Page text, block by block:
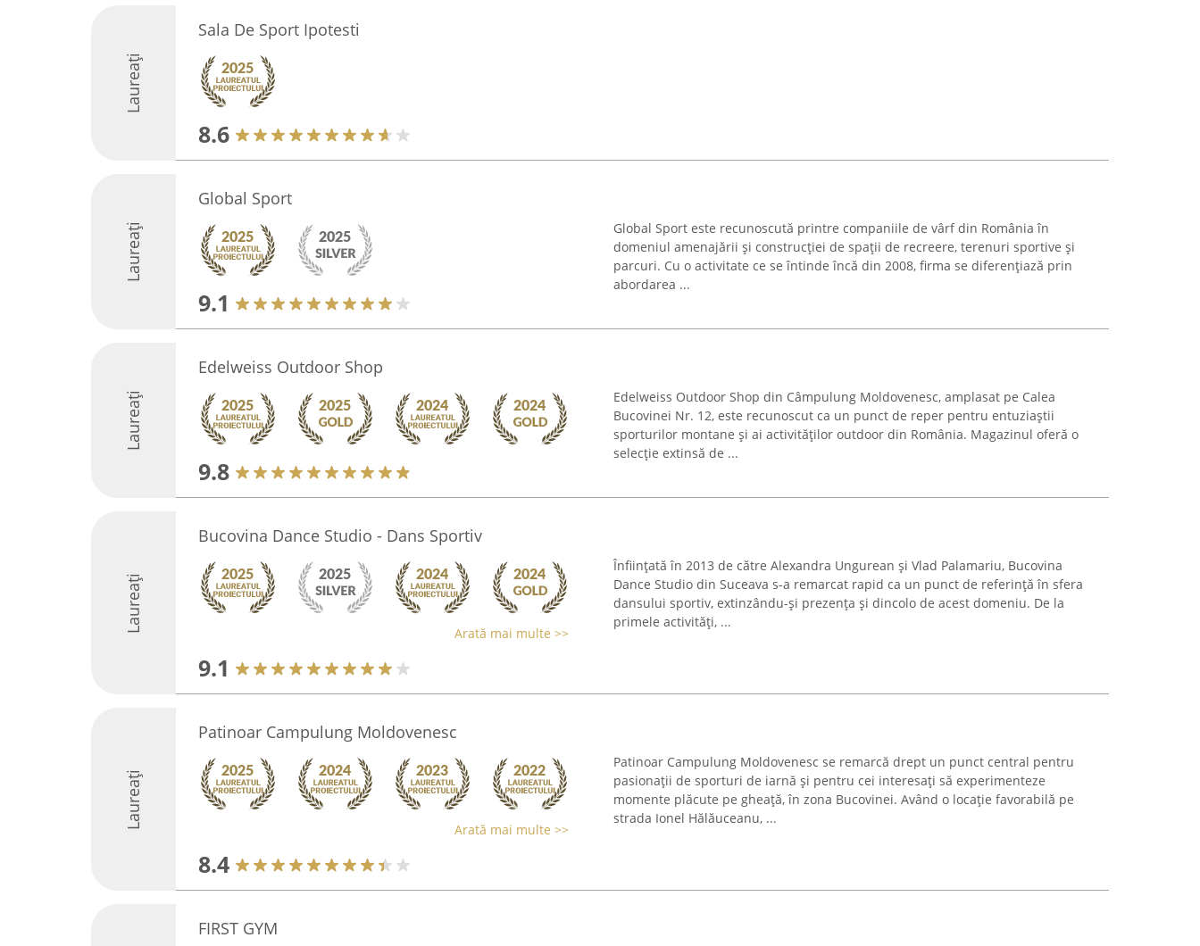
Laureați
Sala De Sport Ipotesti
8.6
Laureați
Global Sport
9.1
Global Sport este recunoscută printre companiile de vârf din România în
domeniul amenajării și construcției de spații de recreere, terenuri sportive și
parcuri. Cu o activitate ce se întinde încă din 2008, firma se diferențiază prin
abordarea ...
Laureați
Edelweiss Outdoor Shop
9.8
Edelweiss Outdoor Shop din Câmpulung Moldovenesc, amplasat pe Calea
Bucovinei Nr. 12, este recunoscut ca un punct de reper pentru entuziaștii
sporturilor montane și ai activităților outdoor din România. Magazinul oferă o
selecție extinsă de ...
Laureați
Bucovina Dance Studio - Dans Sportiv
Arată mai multe >>
9.1
Înființată în 2013 de către Alexandra Ungurean și Vlad Palamariu, Bucovina
Dance Studio din Suceava s-a remarcat rapid ca un punct de referință în sfera
dansului sportiv, extinzându-și prezența și dincolo de acest domeniu. De la
primele activități, ...
Laureați
Patinoar Campulung Moldovenesc
Arată mai multe >>
8.4
Patinoar Campulung Moldovenesc se remarcă drept un punct central pentru
pasionații de sporturi de iarnă și pentru cei interesați să experimenteze
momente plăcute pe gheață, în zona Bucovinei. Având o locație favorabilă pe
strada Ionel Hălăuceanu, ...
FIRST GYM